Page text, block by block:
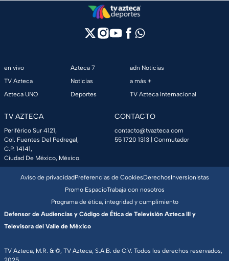
en vivo
TV Azteca
Azteca UNO
Azteca 7
Noticias
Deportes
adn Noticias
a más +
TV Azteca Internacional
TV AZTECA
Periférico Sur 4121,
Col. Fuentes Del Pedregal,
C.P. 14141,
Ciudad De México, México.
CONTACTO
contacto@tvazteca.com
55 1720 1313 | Conmutador
TV Azteca, M.R. & ©, TV Azteca, S.A.B. de C.V. Todos los derechos reservados,
Aviso de privacidadPreferencias de CookiesDerechosInversionistas
Promo EspacioTrabaja con nosotros
Programa de ética, integridad y cumplimiento
Defensor de Audiencias y Código de Ética de Televisión Azteca III y
Televisora del Valle de México